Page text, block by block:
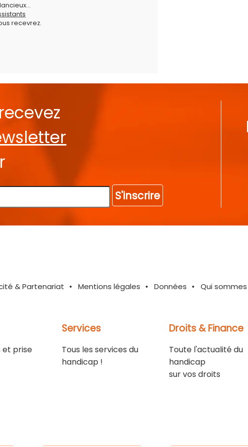
recevrez.
S'inscrire
& Partenariat Mentions légales Données Qui
et prise
Services
Tous les services du
handicap !
Droits & Finance
Toute l'actualité du
handicap
sur vos droits